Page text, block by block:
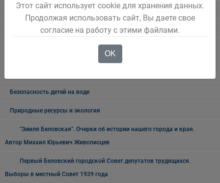
Нормативно правовые акты
Новостной блок
ВНИМАНИЕ КОРОНАВИРУС!Информация по действиям населения в
режиме повышенная готовность в условиях пандемии новой
Безопасность детей на воде
Природные ресурсы и экология
"Земля Беловская". Очерки об истории нашего города и края.
Автор Михаил Юрьевич Живописцев
Первый Беловский городской Совет депутатов трудящихся.
Выборы в местный Совет 1939 года
Этот сайт использует cookie для хранения данных.
Продолжая использовать сайт, Вы даете свое
согласие на работу с этими файлами.
OK